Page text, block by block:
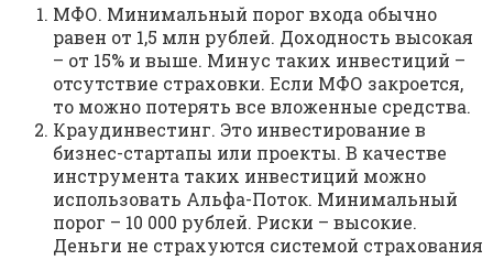
МФО. Минимальный порог входа обычно
равен от 1,5 млн рублей. Доходность высокая
– от 15% и выше. Минус таких инвестиций –
отсутствие страховки. Если МФО закроется,
то можно потерять все вложенные средства.
Краудинвестинг. Это инвестирование в
бизнес-стартапы или проекты. В качестве
инструмента таких инвестиций можно
использовать Альфа-Поток. Минимальный
порог – 10 000 рублей. Риски – высокие.
Деньги не страхуются системой страхования